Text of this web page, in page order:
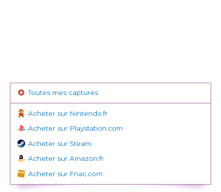
Toutes mes captures
Acheter sur Nintendo.fr
Acheter sur Playstation.com
Acheter sur Steam
Acheter sur Amazon.fr
Acheter sur Fnac.com